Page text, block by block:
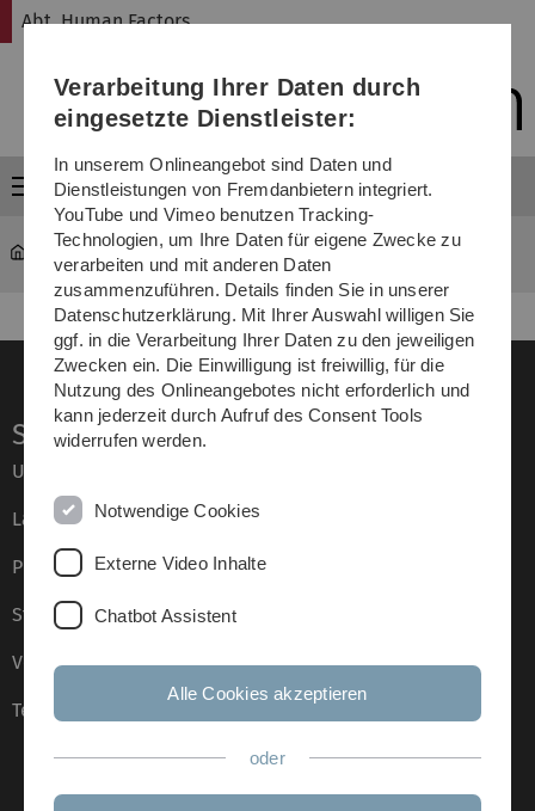
Direkt
Direkt
Direkt
(Sprache,
Drucken,
Media)
Direkt
Direkt
Abt. Human Factors
Menü
Abt. Human Factors
Service
Universität von A–Z
Lagepläne
Presse
Stellenangebote
Veranstaltungskalender
Telefonverzeichnis
Verarbeitung Ihrer Daten durch
eingesetzte Dienstleister:
In unserem Onlineangebot sind Daten und
Dienstleistungen von Fremdanbietern integriert.
YouTube und Vimeo benutzen Tracking-
Technologien, um Ihre Daten für eigene Zwecke zu
verarbeiten und mit anderen Daten
zusammenzuführen. Details finden Sie in unserer
Datenschutzerklärung. Mit Ihrer Auswahl willigen Sie
ggf. in die Verarbeitung Ihrer Daten zu den jeweiligen
Zwecken ein. Die Einwilligung ist freiwillig, für die
Nutzung des Onlineangebotes nicht erforderlich und
kann jederzeit durch Aufruf des Consent Tools
widerrufen werden.
Notwendige Cookies
Externe Video Inhalte
Chatbot Assistent
Alle Cookies akzeptieren
oder